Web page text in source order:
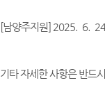
[남양주지원] 2025. 6.
기타 자세한 사항은 반드